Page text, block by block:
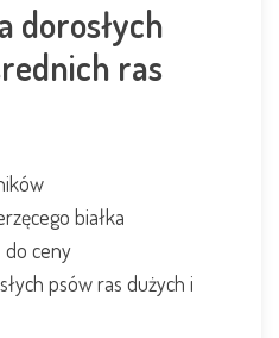
dorosłych
ras
białka
do ceny
psów ras dużych i